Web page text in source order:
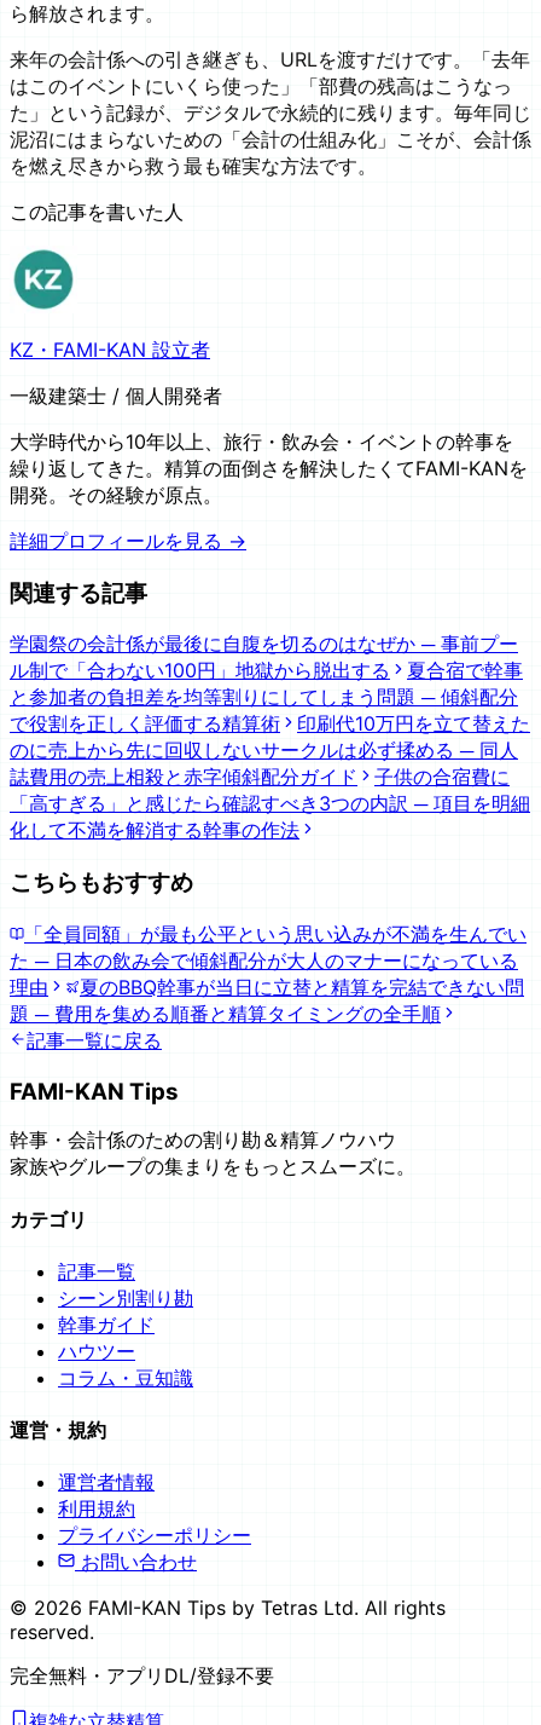
ら解放されます。
来年の会計係への引き継ぎも、URLを渡すだけです。「去年
はこのイベントにいくら使った」「部費の残高はこうなっ
た」という記録が、デジタルで永続的に残ります。毎年同じ
泥沼にはまらないための「会計の仕組み化」こそが、会計係
を燃え尽きから救う最も確実な方法です。
この記事を書いた人
KZ・FAMI-KAN 設立者
一級建築士 / 個人開発者
大学時代から10年以上、旅行・飲み会・イベントの幹事を
繰り返してきた。精算の面倒さを解決したくてFAMI-KANを
開発。その経験が原点。
詳細プロフィールを見る →
関連する記事
学園祭の会計係が最後に自腹を切るのはなぜか ─ 事前プー
ル制で「合わない100円」地獄から脱出する
夏合宿で幹事
と参加者の負担差を均等割りにしてしまう問題 ─ 傾斜配分
で役割を正しく評価する精算術
印刷代10万円を立て替えた
のに売上から先に回収しないサークルは必ず揉める ─ 同人
誌費用の売上相殺と赤字傾斜配分ガイド
子供の合宿費に
「高すぎる」と感じたら確認すべき3つの内訳 ─ 項目を明細
化して不満を解消する幹事の作法
こちらもおすすめ
「全員同額」が最も公平という思い込みが不満を生んでい
た ─ 日本の飲み会で傾斜配分が大人のマナーになっている
理由
夏のBBQ幹事が当日に立替と精算を完結できない問
題 ─ 費用を集める順番と精算タイミングの全手順
記事一覧に戻る
FAMI-KAN Tips
幹事・会計係のための割り勘＆精算ノウハウ
家族やグループの集まりをもっとスムーズに。
カテゴリ
記事一覧
シーン別割り勘
幹事ガイド
ハウツー
コラム・豆知識
運営・規約
運営者情報
利用規約
プライバシーポリシー
お問い合わせ
© 2026 FAMI-KAN Tips by Tetras Ltd. All rights
reserved.
完全無料 ・アプリDL/登録不要